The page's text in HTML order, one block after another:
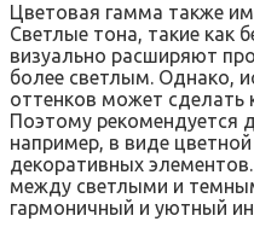
Цветовая гамма также
Светлые тона, такие как
визуально расширяют
более светлым. Однако,
оттенков может сделать
Поэтому рекомендуется
например, в виде
декоративных
между светлыми и
гармоничный и уютный